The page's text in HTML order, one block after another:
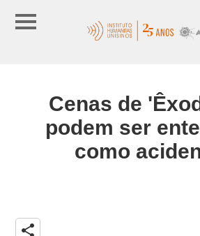
Cenas de
podem ser
como
share